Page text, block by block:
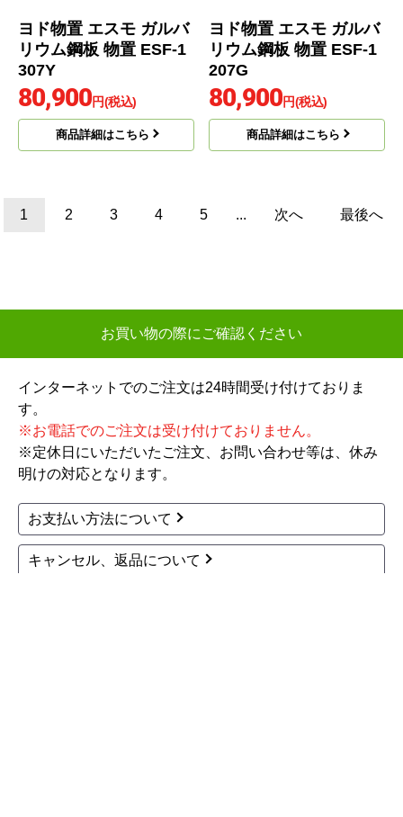
78,600円(税込)
商品詳細はこちら
79,400円(税込)
商品詳細はこちら
ヨドコウ
商品コード：ESF-1307Y
リウム鋼板 物置 ESF-1
307Y
ヨドコウ
商品コード：ESF-1207G
リウム鋼板 物置 ESF-1
207G
インターネットでのご注文は24時間受け付けておりま
す。